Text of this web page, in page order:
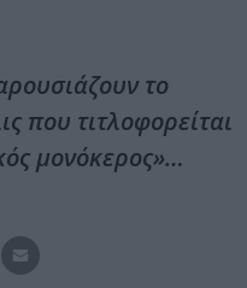
το
που τιτλοφορείται
μονόκερος»…